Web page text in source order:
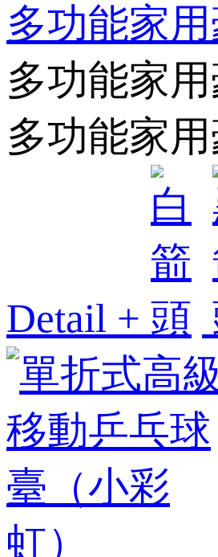
多功能家
多功能家
多功能家
Detail +